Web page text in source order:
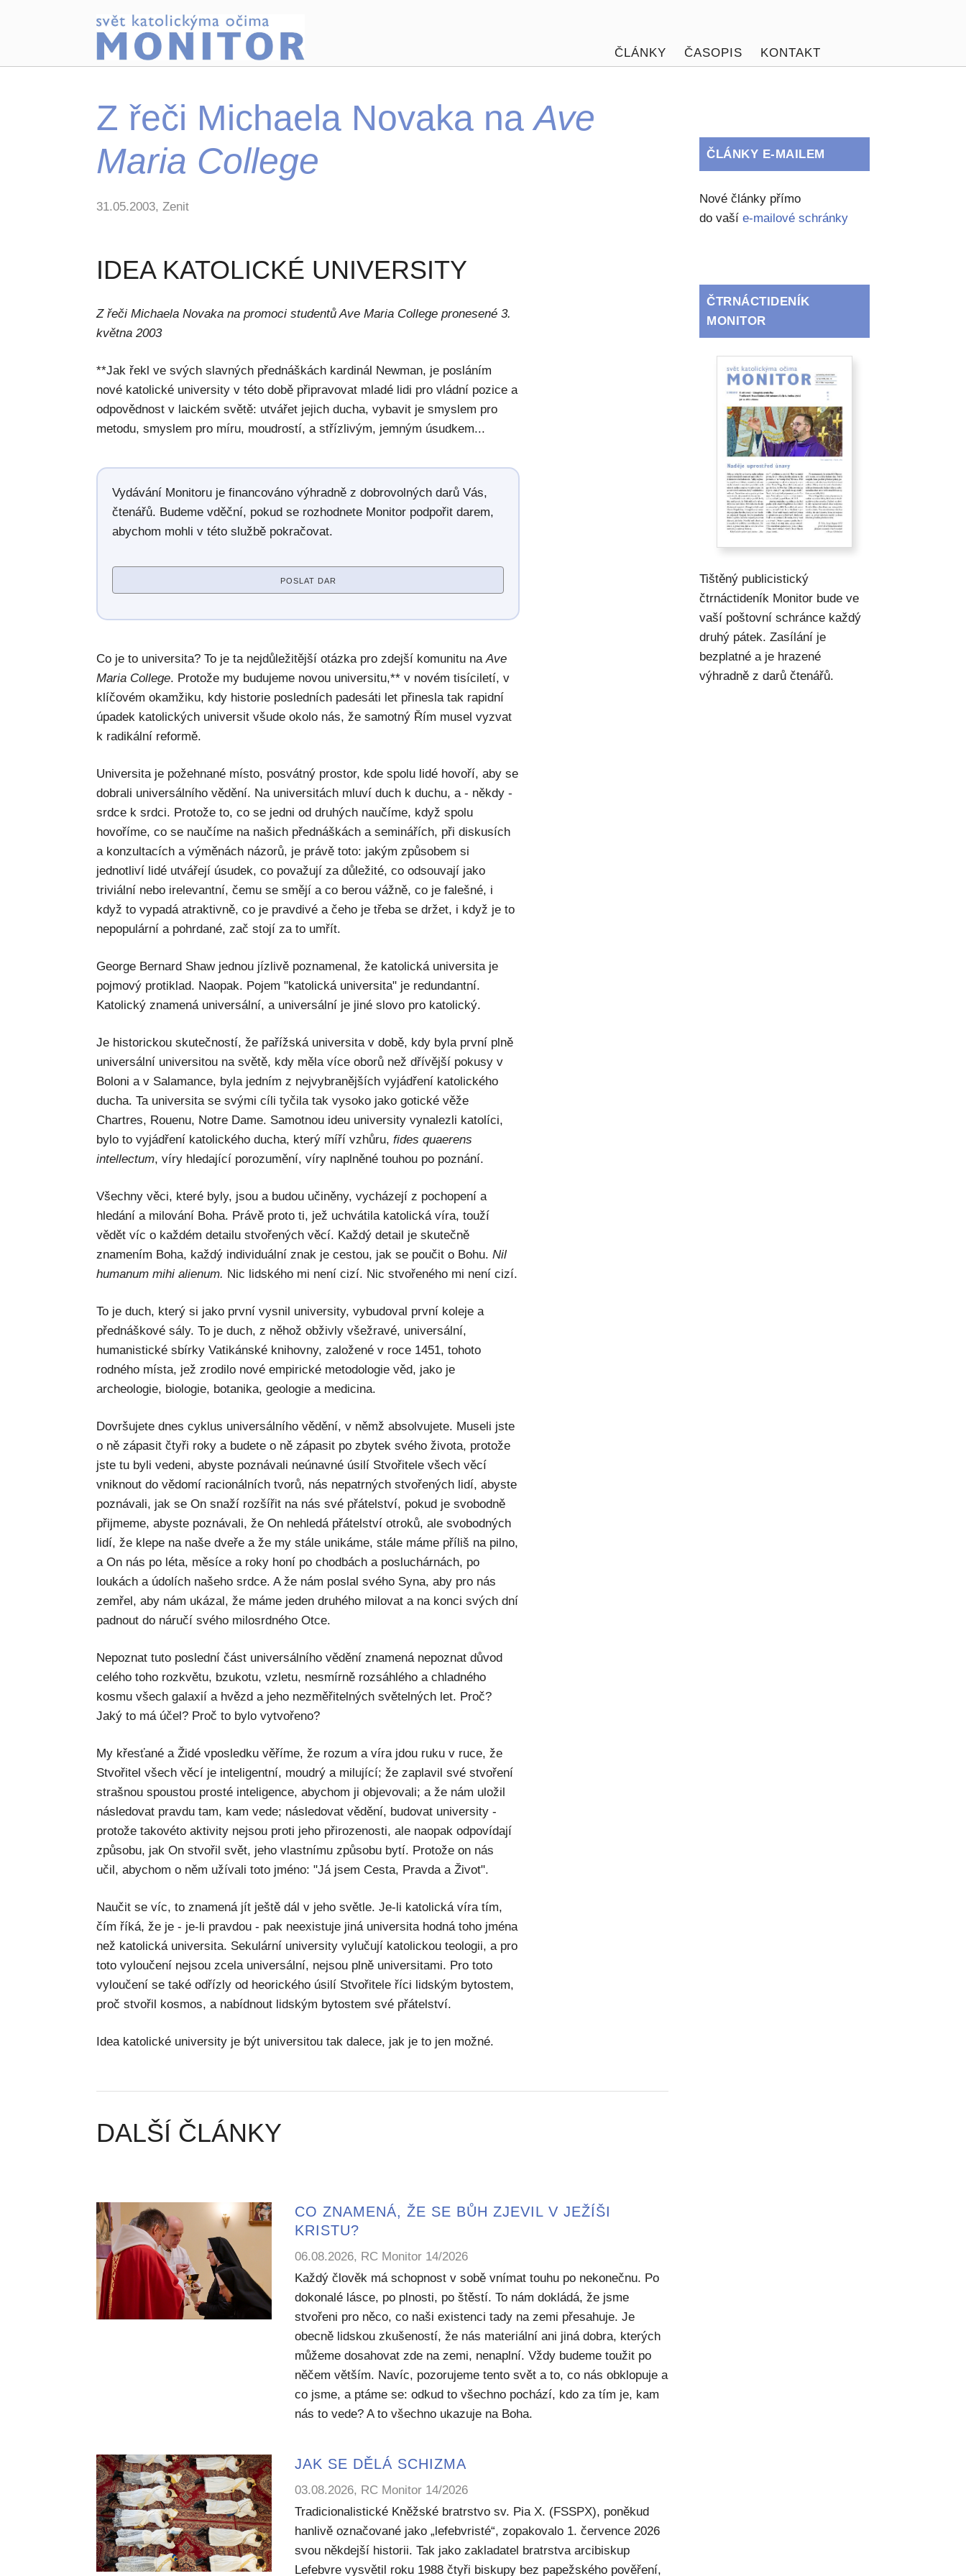
ČLÁNKY ČASOPIS KONTAKT
Z řeči Michaela Novaka naAve
Maria College
31.05.2003, Zenit
IDEA KATOLICKÉ UNIVERSITY
Z řeči Michaela Novaka na promoci studentů Ave Maria College pronesené 3.
května 2003
**Jak řekl ve svých slavných přednáškách kardinál Newman, je posláním
nové katolické university v této době připravovat mladé lidi pro vládní pozice a
odpovědnost v laickém světě: utvářet jejich ducha, vybavit je smyslem pro
metodu, smyslem pro míru, moudrostí, a střízlivým, jemným úsudkem...
Vydávání Monitoru je financováno výhradně z dobrovolných darů Vás,
čtenářů. Budeme vděční, pokud se rozhodnete Monitor podpořit darem,
abychom mohli v této službě pokračovat.
POSLAT DAR
Co je to universita? To je ta nejdůležitější otázka pro zdejší komunitu naAve
Maria College. Protože my budujeme novou universitu,** v novém tisíciletí, v
klíčovém okamžiku, kdy historie posledních padesáti let přinesla tak rapidní
úpadek katolických universit všude okolo nás, že samotný Řím musel vyzvat
k radikální reformě.
Universita je požehnané místo, posvátný prostor, kde spolu lidé hovoří, aby se
dobrali universálního vědění. Na universitách mluví duch k duchu, a - někdy -
srdce k srdci. Protože to, co se jedni od druhých naučíme, když spolu
hovoříme, co se naučíme na našich přednáškách a seminářích, při diskusích
a konzultacích a výměnách názorů, je právě toto: jakým způsobem si
jednotliví lidé utvářejí úsudek, co považují za důležité, co odsouvají jako
triviální nebo irelevantní, čemu se smějí a co berou vážně, co je falešné, i
když to vypadá atraktivně, co je pravdivé a čeho je třeba se držet, i když je to
nepopulární a pohrdané, zač stojí za to umřít.
George Bernard Shaw jednou jízlivě poznamenal, že katolická universita je
pojmový protiklad. Naopak. Pojem "katolická universita" je redundantní.
Katolický znamená universální, a universální je jiné slovo pro katolický.
Je historickou skutečností, že pařížská universita v době, kdy byla první plně
universální universitou na světě, kdy měla více oborů než dřívější pokusy v
Boloni a v Salamance, byla jedním z nejvybranějších vyjádření katolického
ducha. Ta universita se svými cíli tyčila tak vysoko jako gotické věže
Chartres, Rouenu, Notre Dame. Samotnou ideu university vynalezli katolíci,
bylo to vyjádření katolického ducha, který míří vzhůru,fides quaerens
intellectum, víry hledající porozumění, víry naplněné touhou po poznání.
Všechny věci, které byly, jsou a budou učiněny, vycházejí z pochopení a
hledání a milování Boha. Právě proto ti, jež uchvátila katolická víra, touží
vědět víc o každém detailu stvořených věcí. Každý detail je skutečně
znamením Boha, každý individuální znak je cestou, jak se poučit o Bohu.Nil
humanum mihi alienum. Nic lidského mi není cizí. Nic stvořeného mi není cizí.
To je duch, který si jako první vysnil university, vybudoval první koleje a
přednáškové sály. To je duch, z něhož obživly všežravé, universální,
humanistické sbírky Vatikánské knihovny, založené v roce 1451, tohoto
rodného místa, jež zrodilo nové empirické metodologie věd, jako je
archeologie, biologie, botanika, geologie a medicina.
Dovršujete dnes cyklus universálního vědění, v němž absolvujete. Museli jste
o ně zápasit čtyři roky a budete o ně zápasit po zbytek svého života, protože
jste tu byli vedeni, abyste poznávali neúnavné úsilí Stvořitele všech věcí
vniknout do vědomí racionálních tvorů, nás nepatrných stvořených lidí, abyste
poznávali, jak se On snaží rozšířit na nás své přátelství, pokud je svobodně
přijmeme, abyste poznávali, že On nehledá přátelství otroků, ale svobodných
lidí, že klepe na naše dveře a že my stále unikáme, stále máme příliš na pilno,
a On nás po léta, měsíce a roky honí po chodbách a posluchárnách, po
loukách a údolích našeho srdce. A že nám poslal svého Syna, aby pro nás
zemřel, aby nám ukázal, že máme jeden druhého milovat a na konci svých dní
padnout do náručí svého milosrdného Otce.
Nepoznat tuto poslední část universálního vědění znamená nepoznat důvod
celého toho rozkvětu, bzukotu, vzletu, nesmírně rozsáhlého a chladného
kosmu všech galaxií a hvězd a jeho nezměřitelných světelných let. Proč?
Jaký to má účel? Proč to bylo vytvořeno?
My křesťané a Židé vposledku věříme, že rozum a víra jdou ruku v ruce, že
Stvořitel všech věcí je inteligentní, moudrý a milující; že zaplavil své stvoření
strašnou spoustou prosté inteligence, abychom ji objevovali; a že nám uložil
následovat pravdu tam, kam vede; následovat vědění, budovat university -
protože takovéto aktivity nejsou proti jeho přirozenosti, ale naopak odpovídají
způsobu, jak On stvořil svět, jeho vlastnímu způsobu bytí. Protože on nás
učil, abychom o něm užívali toto jméno: "Já jsem Cesta, Pravda a Život".
Naučit se víc, to znamená jít ještě dál v jeho světle. Je-li katolická víra tím,
čím říká, že je - je-li pravdou - pak neexistuje jiná universita hodná toho jména
než katolická universita. Sekulární university vylučují katolickou teologii, a pro
toto vyloučení nejsou zcela universální, nejsou plně universitami. Pro toto
vyloučení se také odřízly od heorického úsilí Stvořitele říci lidským bytostem,
proč stvořil kosmos, a nabídnout lidským bytostem své přátelství.
Idea katolické university je být universitou tak dalece, jak je to jen možné.
DALŠÍ ČLÁNKY
CO ZNAMENÁ, ŽE SE BŮH ZJEVIL V JEŽÍŠI
KRISTU?
06.08.2026, RC Monitor 14/2026
Každý člověk má schopnost v sobě vnímat touhu po nekonečnu. Po
dokonalé lásce, po plnosti, po štěstí. To nám dokládá, že jsme
stvořeni pro něco, co naši existenci tady na zemi přesahuje. Je
obecně lidskou zkušeností, že nás materiální ani jiná dobra, kterých
můžeme dosahovat zde na zemi, nenaplní. Vždy budeme toužit po
něčem větším. Navíc, pozorujeme tento svět a to, co nás obklopuje a
co jsme, a ptáme se: odkud to všechno pochází, kdo za tím je, kam
nás to vede? A to všechno ukazuje na Boha.
JAK SE DĚLÁ SCHIZMA
03.08.2026, RC Monitor 14/2026
Tradicionalistické Kněžské bratrstvo sv. Pia X. (FSSPX), poněkud
hanlivě označované jako „lefebvristé“, zopakovalo 1. července 2026
svou někdejší historii. Tak jako zakladatel bratrstva arcibiskup
Lefebvre vysvětil roku 1988 čtyři biskupy bez papežského pověření,
ČLÁNKY E-MAILEM
Nové články přímo
do vašíe-mailové schránky
ČTRNÁCTIDENÍK
MONITOR
Tištěný publicistický
čtrnáctideník Monitor bude ve
vaší poštovní schránce každý
druhý pátek. Zasílání je
bezplatné a je hrazené
výhradně z darů čtenářů.